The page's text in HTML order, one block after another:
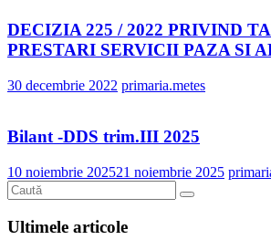
DECIZIA 225 / 2022 PRIVIND
PRESTARI SERVICII PAZA SI
30 decembrie 2022 primaria.metes
Bilant -DDS trim.III 2025
10 noiembrie 202521 noiembrie 2025
Ultimele articole